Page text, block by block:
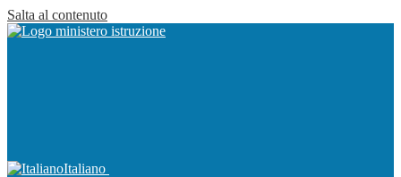
Salta al contenuto
Italiano